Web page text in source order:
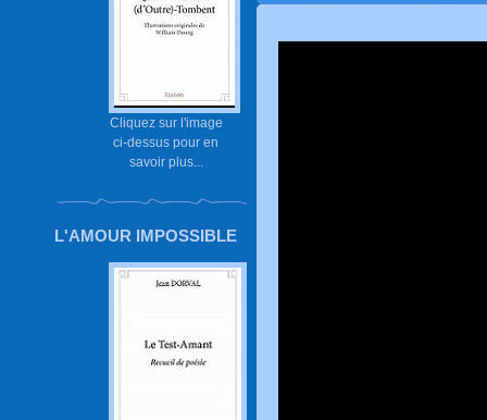
Cliquez sur l'image
ci-dessus pour en
savoir plus...
L'AMOUR IMPOSSIBLE